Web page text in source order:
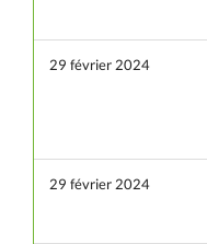
29 février 2024
29 février 2024